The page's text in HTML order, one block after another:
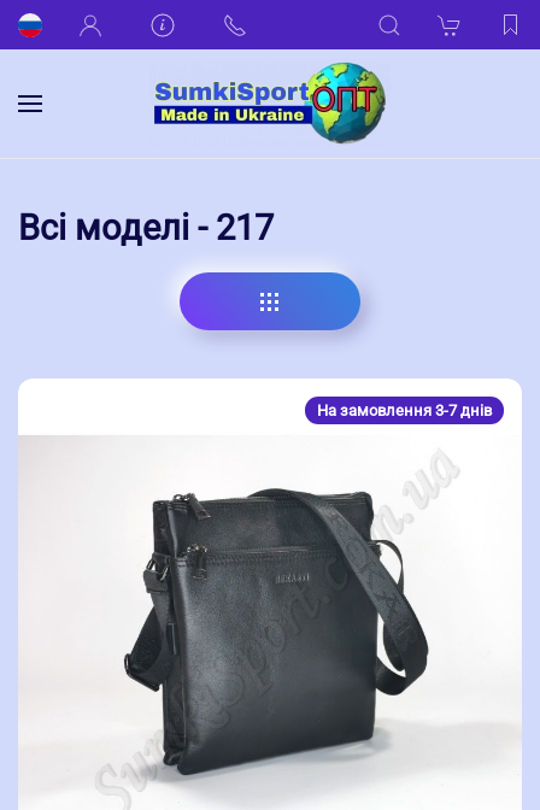
Всі моделі - 217
На замовлення 3-7 днів